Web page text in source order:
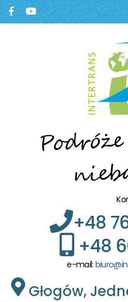
BIURO
+48
+48
e-mail:
Głogów,